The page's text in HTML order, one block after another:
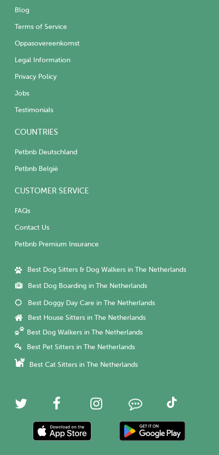
Blog
Terms of Service
Oppasovereenkomst
Legal Information
Privacy Policy
Jobs
Testimonials
COUNTRIES
Petbnb Deutschland
Petbnb België
CUSTOMER SERVICE
FAQs
Contact Us
Petbnb Premium Insurance
Best Dog Sitters & Dog Walkers in The Netherlands
Best Dog Boarding in The Netherlands
Best Doggy Day Care in The Netherlands
Best House Sitters in The Netherlands
Best Dog Walkers in The Netherlands
Best Pet Sitters in The Netherlands
Best Cat Sitters in The Netherlands